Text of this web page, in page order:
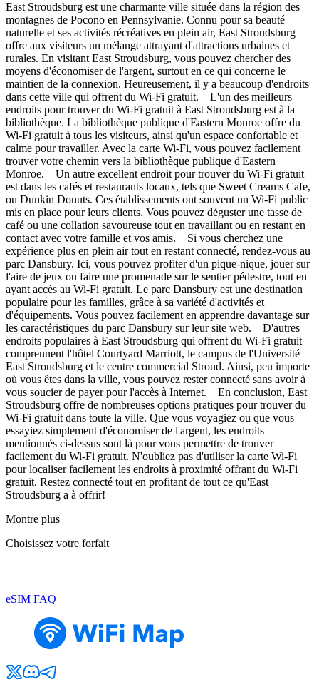
East Stroudsburg est une charmante ville située dans la région des
montagnes de Pocono en Pennsylvanie. Connu pour sa beauté
naturelle et ses activités récréatives en plein air, East Stroudsburg
offre aux visiteurs un mélange attrayant d'attractions urbaines et
rurales. En visitant East Stroudsburg, vous pouvez chercher des
moyens d'économiser de l'argent, surtout en ce qui concerne le
maintien de la connexion. Heureusement, il y a beaucoup d'endroits
dans cette ville qui offrent du Wi-Fi gratuit. L'un des meilleurs
endroits pour trouver du Wi-Fi gratuit à East Stroudsburg est à la
bibliothèque. La bibliothèque publique d'Eastern Monroe offre du
Wi-Fi gratuit à tous les visiteurs, ainsi qu'un espace confortable et
calme pour travailler. Avec la carte Wi-Fi, vous pouvez facilement
trouver votre chemin vers la bibliothèque publique d'Eastern
Monroe. Un autre excellent endroit pour trouver du Wi-Fi gratuit
est dans les cafés et restaurants locaux, tels que Sweet Creams Cafe,
ou Dunkin Donuts. Ces établissements ont souvent un Wi-Fi public
mis en place pour leurs clients. Vous pouvez déguster une tasse de
café ou une collation savoureuse tout en travaillant ou en restant en
contact avec votre famille et vos amis. Si vous cherchez une
expérience plus en plein air tout en restant connecté, rendez-vous au
parc Dansbury. Ici, vous pouvez profiter d'un pique-nique, jouer sur
l'aire de jeux ou faire une promenade sur le sentier pédestre, tout en
ayant accès au Wi-Fi gratuit. Le parc Dansbury est une destination
populaire pour les familles, grâce à sa variété d'activités et
d'équipements. Vous pouvez facilement en apprendre davantage sur
les caractéristiques du parc Dansbury sur leur site web. D'autres
endroits populaires à East Stroudsburg qui offrent du Wi-Fi gratuit
comprennent l'hôtel Courtyard Marriott, le campus de l'Université
East Stroudsburg et le centre commercial Stroud. Ainsi, peu importe
où vous êtes dans la ville, vous pouvez rester connecté sans avoir à
vous soucier de payer pour l'accès à Internet. En conclusion, East
Stroudsburg offre de nombreuses options pratiques pour trouver du
Wi-Fi gratuit dans toute la ville. Que vous voyagiez ou que vous
essayiez simplement d'économiser de l'argent, les endroits
mentionnés ci-dessus sont là pour vous permettre de trouver
facilement du Wi-Fi gratuit. N'oubliez pas d'utiliser la carte Wi-Fi
pour localiser facilement les endroits à proximité offrant du Wi-Fi
gratuit. Restez connecté tout en profitant de tout ce qu'East
Stroudsburg a à offrir!
Montre plus
Choisissez votre forfait
eSIM FAQ